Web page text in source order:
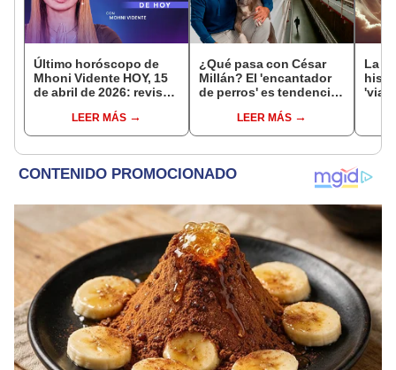
Último horóscopo de
Mhoni Vidente HOY, 15
de abril de 2026: revisa
signo y entérate si te
espera un día
LEER MÁS
¿Qué pasa con César
Millán? El 'encantador
de perros' es tendencia
de un supuesto arresto
LEER MÁS
La